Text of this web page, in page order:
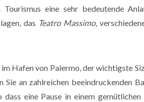
eine sehr bedeutende
das Teatro Massimo,
Hafen von Palermo, der wichtigste
an zahlreichen beeindruckenden
eine Pause in einem